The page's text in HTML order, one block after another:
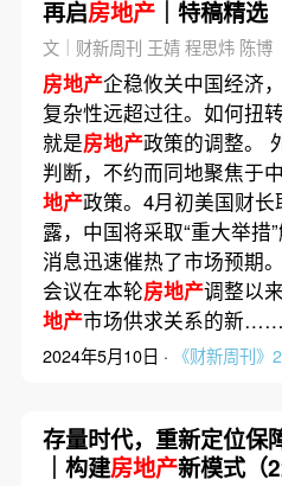
再启房地产｜特稿精选
文｜财新周刊 王婧 程思炜 陈博
房地产企稳攸关中国经济
复杂性远超过往。如何
就是房地产政策的调整。
判断，不约而同地聚焦于
地产政策。4月初美国财
露，中国将采取“重大举措
消息迅速催热了市场预期
会议在本轮房地产调整以
地产市场供求关系的新……
2024年5月10日 · 《财新周刊
存量时代，重新定位保
｜构建房地产新模式（